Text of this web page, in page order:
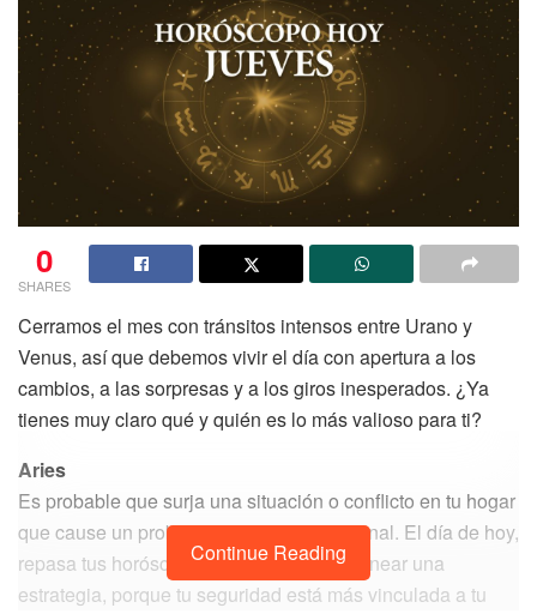
0
SHARES
Cerramos el mes con tránsitos intensos entre Urano y
Venus, así que debemos vivir el día con apertura a los
cambios, a las sorpresas y a los giros inesperados. ¿Ya
tienes muy claro qué y quién es lo más valioso para ti?
Aries
Es probable que surja una situación o conflicto en tu hogar
que cause un problema o tensión emocional. El día de hoy,
repasa tus horóscopos de marzo para planear una
estrategia, porque tu seguridad está más vinculada a tu
Continue Reading